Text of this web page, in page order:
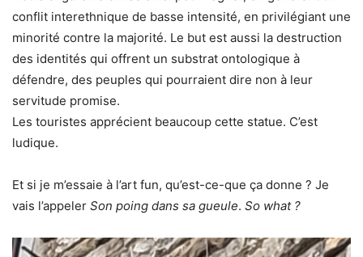
conflit interethnique de basse intensité, en privilégiant une
minorité contre la majorité. Le but est aussi la destruction
des identités qui offrent un substrat ontologique à
défendre, des peuples qui pourraient dire non à leur
servitude promise.
Les touristes apprécient beaucoup cette statue. C’est
ludique.
Et si je m’essaie à l’art fun, qu’est-ce-que ça donne ? Je
vais l’appeler Son poing dans sa gueule. So what ?